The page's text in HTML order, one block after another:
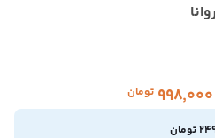
۹۹۸٬۰۰۰ تومان